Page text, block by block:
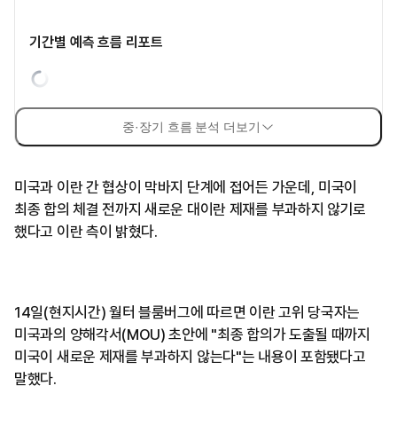
기간별 예측 흐름 리포트
중·장기 흐름 분석 더보기
미국과 이란 간 협상이 막바지 단계에 접어든 가운데, 미국이
최종 합의 체결 전까지 새로운 대이란 제재를 부과하지 않기로
했다고 이란 측이 밝혔다.
14일(현지시간) 월터 블룸버그에 따르면 이란 고위 당국자는
미국과의 양해각서(MOU) 초안에 "최종 합의가 도출될 때까지
미국이 새로운 제재를 부과하지 않는다"는 내용이 포함됐다고
말했다.